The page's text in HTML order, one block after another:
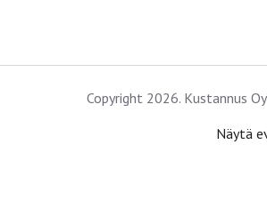
Copyright 2026. Kustannus
Näytä